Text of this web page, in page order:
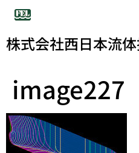
株式会社西日本流
image227